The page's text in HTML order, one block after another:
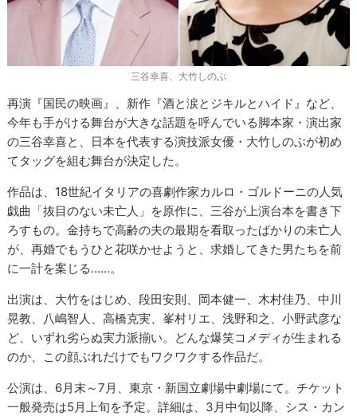
三谷幸喜、大竹しのぶ
再演『国民の映画』、新作『酒と涙とジキルとハイド』など、
今年も手がける舞台が大きな話題を呼んでいる脚本家・演出家
の三谷幸喜と、日本を代表する演技派女優・大竹しのぶが初め
てタッグを組む舞台が決定した。
作品は、18世紀イタリアの喜劇作家カルロ・ゴルドーニの人気
戯曲「抜目のない未亡人」を原作に、三谷が上演台本を書き下
ろすもの。金持ちで高齢の夫の最期を看取ったばかりの未亡人
が、再婚でもうひと花咲かせようと、求婚してきた男たちを前
に一計を案じる……。
出演は、大竹をはじめ、段田安則、岡本健一、木村佳乃、中川
晃教、八嶋智人、高橋克実、峯村リエ、浅野和之、小野武彦な
ど、いずれ劣らぬ実力派揃い。どんな爆笑コメディが生まれる
のか、この顔ぶれだけでもワクワクする作品だ。
公演は、6月末～7月、東京・新国立劇場中劇場にて。チケット
一般発売は5月上旬を予定。詳細は、3月中旬以降、シス・カン